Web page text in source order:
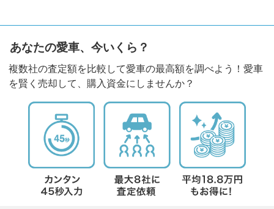
あなたの愛車、今いくら？
複数社の査定額を比較して愛車の最高額を調べよう！愛車
を賢く売却して、購入資金にしませんか？